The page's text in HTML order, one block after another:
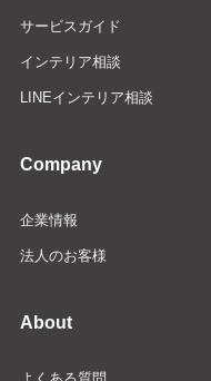
サービスガイド
インテリア相談
LINEインテリア相談
Company
企業情報
法人のお客様
About